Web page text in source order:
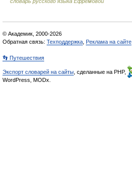
© Академик, 2000-2026
Обратная связь: Техподдержка Реклама на сайте
👣 Путешествия
Экспорт словарей на сайты , сделанные на PHP,
WordPress, MODx.